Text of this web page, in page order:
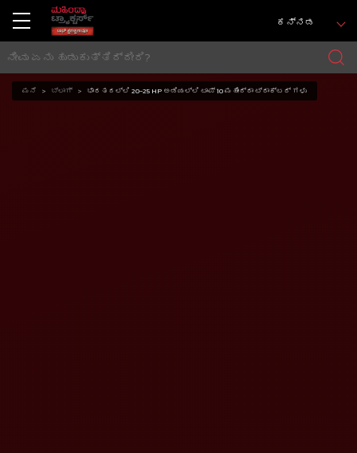
ಕನ್ನಡ
ಮನೆ ಬ್ಲಾಗ್ ಭಾರತದಲ್ಲಿ 20-25 HP ಅಡಿಯಲ್ಲಿ ಟಾಪ್ 10 ಮಹೀಂದ್ರಾ ಟ್ರಾಕ್ಟರ್ ಗಳು